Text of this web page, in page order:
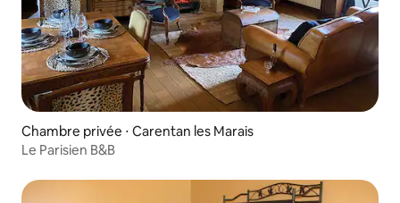
Chambre privée ⋅ Carentan les Marais
Le Parisien B&B